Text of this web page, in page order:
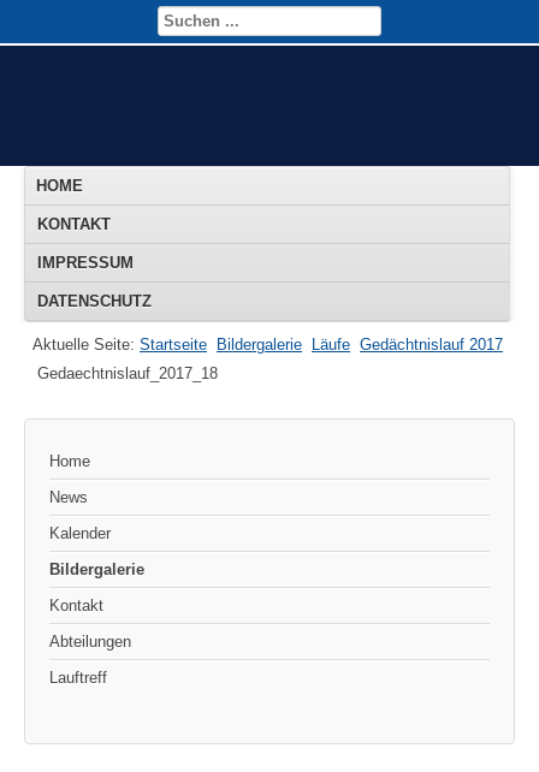
HOME
KONTAKT
IMPRESSUM
DATENSCHUTZ
Aktuelle Seite: Startseite Bildergalerie Läufe Gedächtnislauf 2017
Gedaechtnislauf_2017_18
Home
News
Kalender
Bildergalerie
Kontakt
Abteilungen
Lauftreff